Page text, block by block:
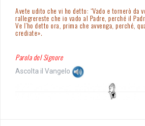
Avete udito che vi ho detto: “Vado e tornerò da
rallegrereste che io vado al Padre, perché il
Ve l’ho detto ora, prima che avvenga, perché,
crediate».
Parola del Signore
Ascolta il Vangelo